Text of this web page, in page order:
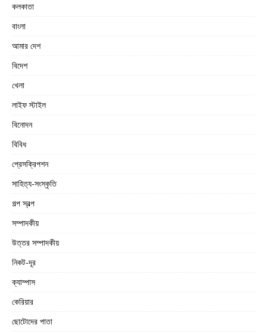
কলকাতা
বাংলা
আমার দেশ
বিদেশ
খেলা
লাইফ স্টাইল
বিনোদন
বিবিধ
প্রেসক্রিপশন
সাহিত্য-সংস্কৃতি
গল্প স্বল্প
সম্পাদকীয়
উত্তর সম্পাদকীয়
নিকট-দূর
ক্যাম্পাস
কেরিয়ার
ছোটোদের পাতা